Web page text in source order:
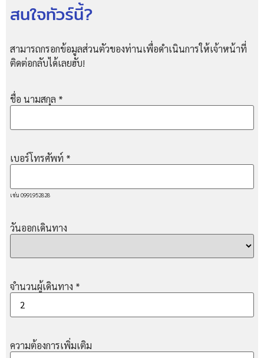
สนใจทัวร์นี้?
สามารถกรอกข้อมูลส่วนตัวของท่านเพื่อดำเนินการให้เจ้าหน้าที่
ติดต่อกลับได้เลยฮับ!
ชื่อ นามสกุล *
เบอร์โทรศัพท์ *
เช่น 0991952828
วันออกเดินทาง
จำนวนผู้เดินทาง *
ความต้องการเพิ่มเติม